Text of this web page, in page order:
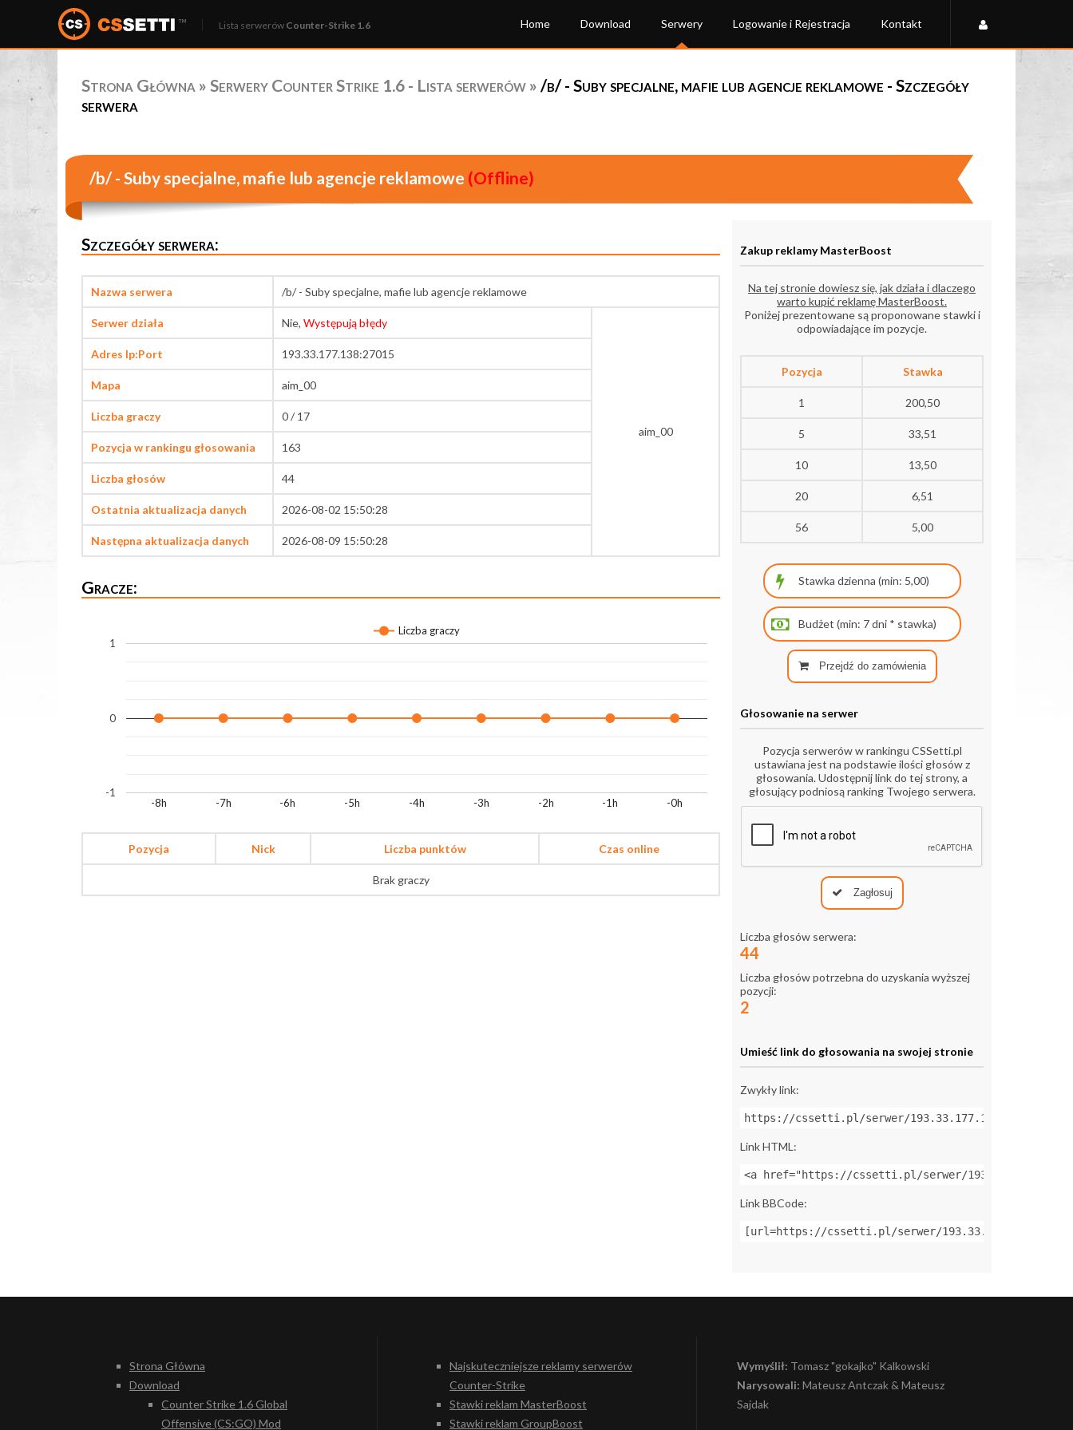
Lista serwerów Counter-Strike 1.6 Home Download Serwery Logowanie i Rejestracja Kontakt
Strona Główna » Serwery Counter Strike 1.6 - Lista serwerów » /b/ - Suby specjalne, mafie lub agencje reklamowe - Szczegóły
serwera
/b/ - Suby specjalne, mafie lub agencje reklamowe (Offline)
Szczegóły serwera:
Nazwa serwera /b/ - Suby specjalne, mafie lub agencje reklamowe
Serwer działa Nie, Występują błędy
aim_00
Adres Ip:Port 193.33.177.138:27015
Mapa aim_00
Liczba graczy 0 / 17
Pozycja w rankingu głosowania 163
Liczba głosów 44
Ostatnia aktualizacja danych 2026-08-02 15:50:28
Następna aktualizacja danych 2026-08-09 15:50:28
Gracze:
Liczba graczy
-8h -7h -6h -5h -4h -3h -2h -1h -0h
-1
0
1
Pozycja Nick Liczba punktów Czas online
Brak graczy
Zakup reklamy MasterBoost
Na tej stronie dowiesz się, jak działa i dlaczego
warto kupić reklamę MasterBoost.
Poniżej prezentowane są proponowane stawki i
odpowiadające im pozycje.
Pozycja Stawka
1 200,50
5 33,51
10 13,50
20 6,51
56 5,00
Przejdź do zamówienia
Głosowanie na serwer
Pozycja serwerów w rankingu CSSetti.pl
ustawiana jest na podstawie ilości głosów z
głosowania. Udostępnij link do tej strony, a
głosujący podniosą ranking Twojego serwera.
Zagłosuj
Liczba głosów serwera:
44
Liczba głosów potrzebna do uzyskania wyższej
pozycji:
2
Umieść link do głosowania na swojej stronie
Zwykły link:
https://cssetti.pl/serwer/193.33.177.138:27015
Link HTML:
<a href="https://cssetti.pl/serwer/
Link BBCode:
[url=https://cssetti.pl/serwer/
Strona Główna
Download
Counter Strike 1.6 Global
Offensive (CS:GO) Mod
Najskuteczniejsze reklamy serwerów
Counter-Strike
Stawki reklam MasterBoost
Stawki reklam GroupBoost
Wymyślił: Tomasz "gokajko" Kalkowski
Narysowali: Mateusz Antczak & Mateusz
Sajdak